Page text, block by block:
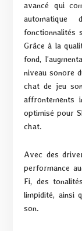
avancé qui
automatique
fonctionnalités
Grâce à la
fond,
niveau sonore
chat de jeu
affrontements
optimisé pour
chat.
Avec des
performance
Fi, des
limpidité, ainsi
son.